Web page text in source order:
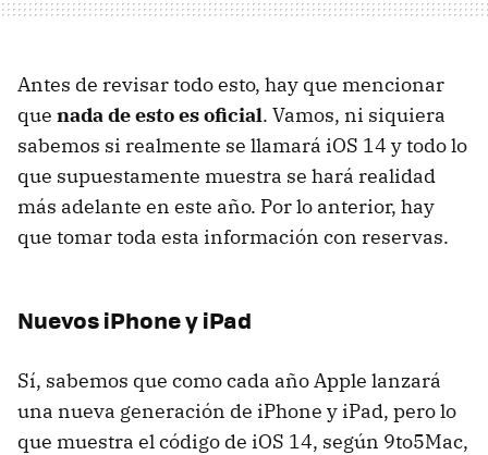
Antes de revisar todo esto, hay que mencionar
que nada de esto es oficial. Vamos, ni siquiera
sabemos si realmente se llamará iOS 14 y todo lo
que supuestamente muestra se hará realidad
más adelante en este año. Por lo anterior, hay
que tomar toda esta información con reservas.
Nuevos iPhone y iPad
Sí, sabemos que como cada año Apple lanzará
una nueva generación de iPhone y iPad, pero lo
que muestra el código de iOS 14, según 9to5Mac,